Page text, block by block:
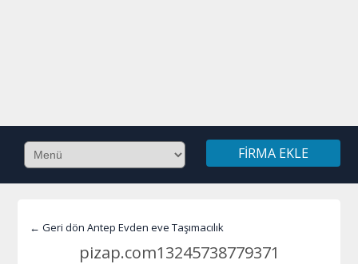
FIRMA EKLE
← Geri dön Antep Evden eve Taşımacılık
pizap.com13245738779371